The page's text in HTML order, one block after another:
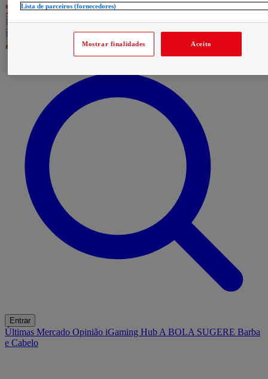
Entrar
Últimas Mercado Opinião iGaming Hub A BOLA SUGERE Barba
e Cabelo
Lista de parceiros (fornecedores)
Mostrar finalidades Aceito